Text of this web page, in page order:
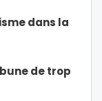
dans la
de trop